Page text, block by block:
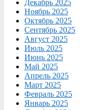
Декабрь 2025
Ноябрь 2025
Октябрь 2025
Сентябрь 2025
Август 2025
Июль 2025
Июнь 2025
Май 2025
Апрель 2025
Март 2025
Февраль 2025
Январь 2025